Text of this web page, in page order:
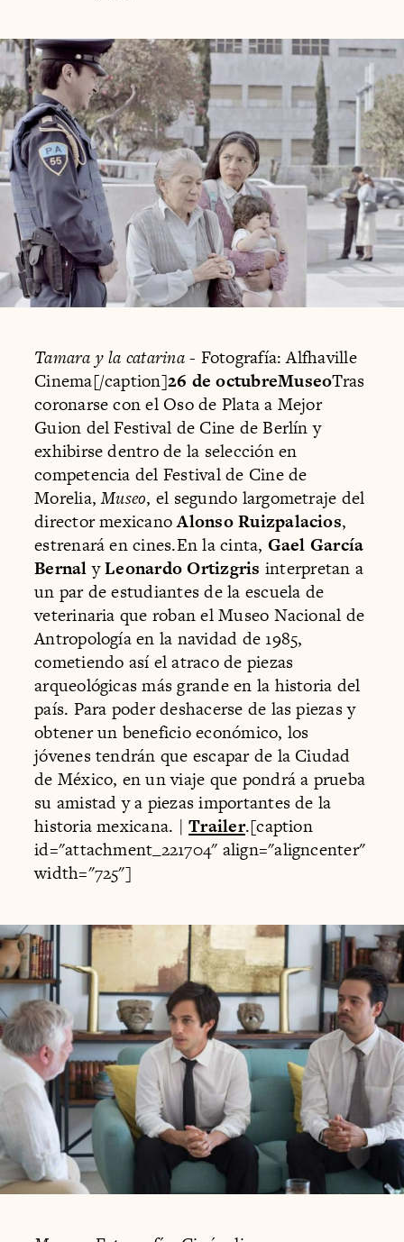
Tamara y la catarina- Fotografía: Alfhaville
Cinema[/caption]26 de octubreMuseoTras
coronarse con el Oso de Plata a Mejor
Guion del Festival de Cine de Berlín y
exhibirse dentro de la selección en
competencia del Festival de Cine de
Morelia,Museo, el segundo largometraje del
director mexicanoAlonso Ruizpalacios,
estrenará en cines.En la cinta, Gael García
BernalyLeonardo Ortizgris interpretan a
un par de estudiantes de la escuela de
veterinaria que roban el Museo Nacional de
Antropología en la navidad de 1985,
cometiendo así el atraco de piezas
arqueológicas más grande en la historia del
país. Para poder deshacerse de las piezas y
obtener un beneficio económico, los
jóvenes tendrán que escapar de la Ciudad
de México, en un viaje que pondrá a prueba
su amistad y a piezas importantes de la
historia mexicana. |Trailer.[caption
id="attachment_221704" align="aligncenter"
width="725"]